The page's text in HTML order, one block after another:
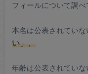
フィールについて調べ
本名は公表されていな
い」、
年齢は公表されていな